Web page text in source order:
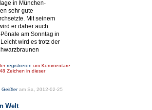
in München-
sehr gute
Mit seinem
er daher auch
am Sonntag in
wird es trotz der
registrieren um Kommentare
Zeichen in dieser
Geißleram Sa, 2012-02-25
Welt